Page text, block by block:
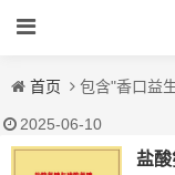
首页 包含"香口益
2025-06-10
盐